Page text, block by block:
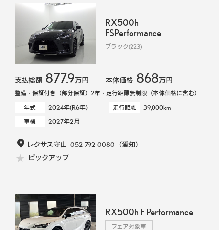
RX500h
FSPerformance
ブラック(223)
支払総額 877.9万円 本体価格 868万円
整備・保証付き（部分保証）2年・走行距離無制限（本体価格に含む）
年式
2024年(R6年) 走行距離 39,000km
車検 2027年2月
レクサス守山 052-792-0080 （愛知）
ピックアップ
RX500h F Performance
フェア対象車